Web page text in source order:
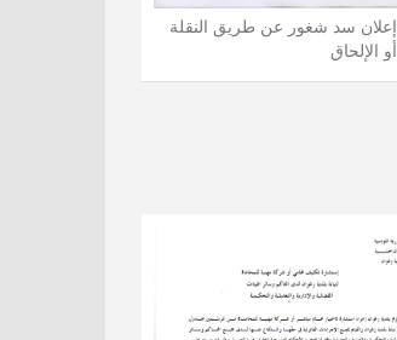
إعلان سد شغور عن طريق النقلة
أو الإلحاق